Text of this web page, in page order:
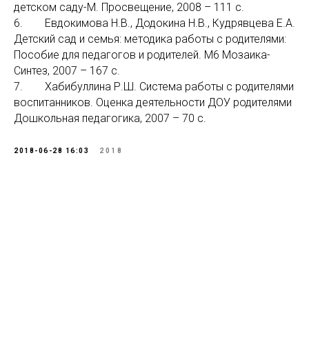
детском саду-М. Просвещение, 2008 – 111 с.
6. Евдокимова Н.В., Додокина Н.В., Кудрявцева Е.А.
Детский сад и семья: методика работы с родителями:
Пособие для педагогов и родителей. М6 Мозаика-
Синтез, 2007 – 167 с.
7. Хабибуллина Р.Ш. Система работы с родителями
воспитанников. Оценка деятельности ДОУ родителями
Дошкольная педагогика, 2007 – 70 с.
2018-06-28 16:03 2018